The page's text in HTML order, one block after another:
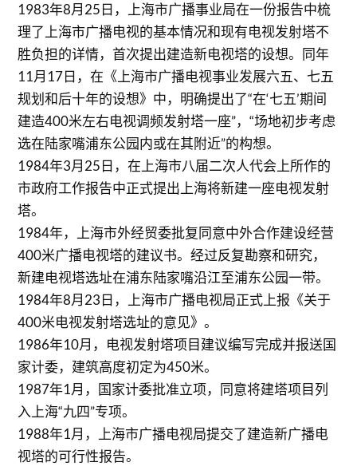
1983年8月25日，上海市广播事业局在一份报告中梳
理了上海市广播电视的基本情况和现有电视发射塔不
胜负担的详情，首次提出建造新电视塔的设想。同年
11月17日，在《上海市广播电视事业发展六五、七五
规划和后十年的设想》中，明确提出了“在‘七五’期间
建造400米左右电视调频发射塔一座”，“场地初步考虑
选在陆家嘴浦东公园内或在其附近”的构想。
1984年3月25日，在上海市八届二次人代会上所作的
市政府工作报告中正式提出上海将新建一座电视发射
塔。
1984年，上海市外经贸委批复同意中外合作建设经营
400米广播电视塔的建议书。经过反复勘察和研究，
新建电视塔选址在浦东陆家嘴沿江至浦东公园一带。
1984年8月23日，上海市广播电视局正式上报《关于
400米电视发射塔选址的意见》。
1986年10月，电视发射塔项目建议编写完成并报送国
家计委，建筑高度初定为450米。
1987年1月，国家计委批准立项，同意将建塔项目列
入上海“九四”专项。
1988年1月，上海市广播电视局提交了建造新广播电
视塔的可行性报告。